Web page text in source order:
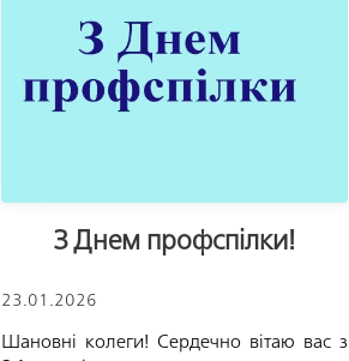
З Днем профспілки!
23.01.2026
Шановні колеги! Сердечно вітаю вас з